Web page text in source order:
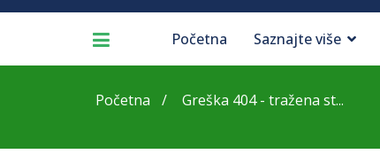
Početna Saznajte više
Početna Greška 404 - tražena st...